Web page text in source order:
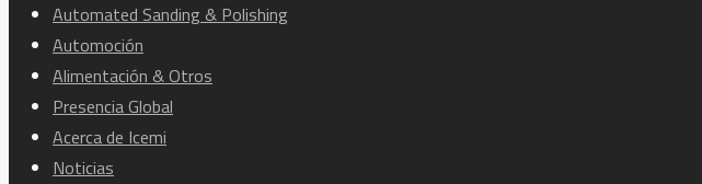
Automated Sanding & Polishing
Automoción
Alimentación & Otros
Presencia Global
Acerca de Icemi
Noticias